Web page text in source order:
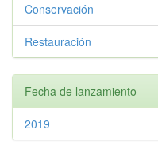
Conservación
Restauración
Fecha de lanzamiento
2019